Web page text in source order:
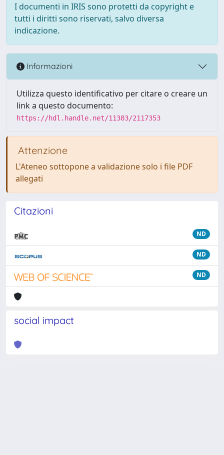
I documenti in IRIS sono protetti da copyright e
tutti i diritti sono riservati, salvo diversa
indicazione.
Informazioni
Utilizza questo identificativo per citare o creare un
link a questo documento:
https://hdl.handle.net/11383/2117353
Attenzione
L'Ateneo sottopone a validazione solo i file PDF
allegati
Citazioni
ND
ND
ND
social impact